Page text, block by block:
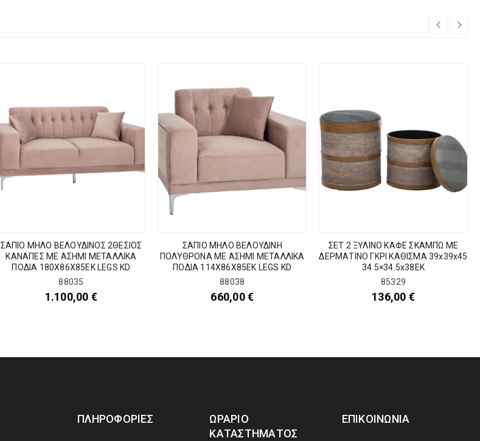
ΣΑΠΙΟ ΜΗΛΟ ΒΕΛΟΥΔΙΝΟΣ 2ΘΕΣΙΟΣ
ΚΑΝΑΠΕΣ ΜΕ ΑΣΗΜΙ ΜΕΤΑΛΛΙΚΑ
ΠΟΔΙΑ 180Χ86Χ85ΕΚ LEGS KD
88035
1.100,00 €
ΣΑΠΙΟ ΜΗΛΟ ΒΕΛΟΥΔΙΝΗ
ΠΟΛΥΘΡΟΝΑ ΜΕ ΑΣΗΜΙ ΜΕΤΑΛΛΙΚΑ
ΠΟΔΙΑ 114Χ86Χ85ΕΚ LEGS KD
88038
660,00€
ΣΕΤ 2 ΞΥΛΙΝΟ ΚΑΦΕ ΣΚΑΜΠΩ ΜΕ
ΔΕΡΜΑΤΙΝΟ ΓΚΡΙ ΚΑΘΙΣΜΑ 39x39x45
34.5×34.5x38EK
85329
136,00 €
ΠΛΗΡΟΦΟΡΊΕΣ
ΩΡΆΡΙΟ
ΚΑΤΑΣΤΉΜΑΤΟΣ
ΕΠΙΚΟΙΝΩΝΊΑ